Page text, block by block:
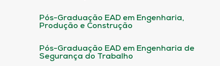
Pós-Graduação EAD em Engenharia,
Produção e Construção
Pós-Graduação EAD em Engenharia de
Segurança do Trabalho